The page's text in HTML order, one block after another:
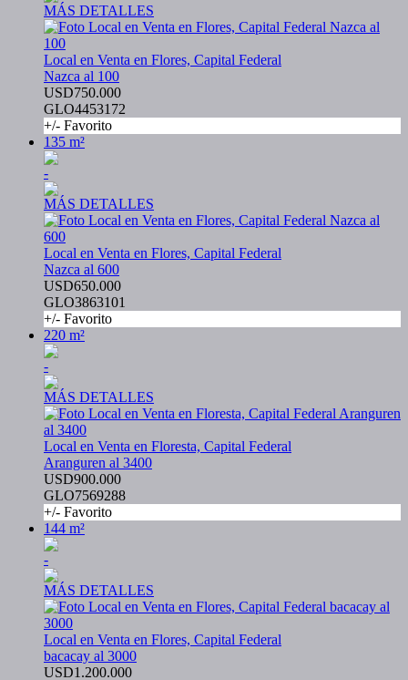
MÁS DETALLES
Local en Venta en Flores, Capital Federal
Nazca al 100
USD750.000
GLO4453172
+/- Favorito
135 m²
-
MÁS DETALLES
Local en Venta en Flores, Capital Federal
Nazca al 600
USD650.000
GLO3863101
+/- Favorito
220 m²
-
MÁS DETALLES
Local en Venta en Floresta, Capital Federal
Aranguren al 3400
USD900.000
GLO7569288
+/- Favorito
144 m²
-
MÁS DETALLES
Local en Venta en Flores, Capital Federal
bacacay al 3000
USD1.200.000